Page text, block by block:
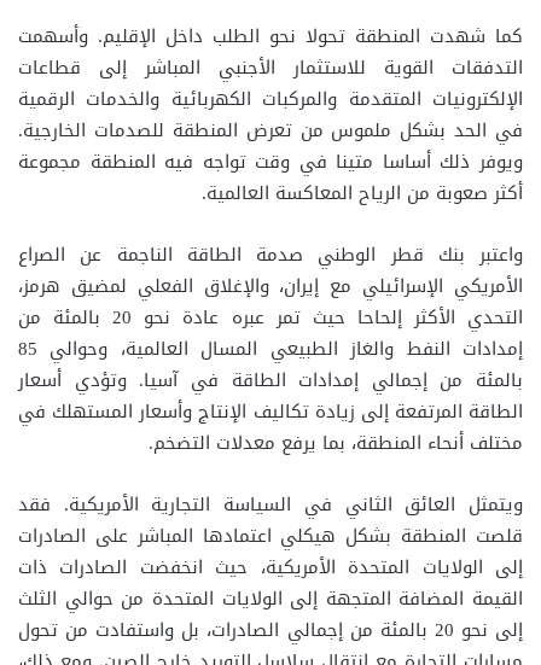
كما شهدت المنطقة تحولا نحو الطلب داخل الإقليم. وأسهمت
التدفقات القوية للاستثمار الأجنبي المباشر إلى قطاعات
الإلكترونيات المتقدمة والمركبات الكهربائية والخدمات الرقمية
في الحد بشكل ملموس من تعرض المنطقة للصدمات الخارجية.
ويوفر ذلك أساسا متينا في وقت تواجه فيه المنطقة مجموعة
أكثر صعوبة من الرياح المعاكسة العالمية.
واعتبر بنك قطر الوطني صدمة الطاقة الناجمة عن الصراع
الأمريكي الإسرائيلي مع إيران، والإغلاق الفعلي لمضيق هرمز،
التحدي الأكثر إلحاحا حيث تمر عبره عادة نحو 20 بالمئة من
إمدادات النفط والغاز الطبيعي المسال العالمية، وحوالي 85
بالمئة من إجمالي إمدادات الطاقة في آسيا. وتؤدي أسعار
الطاقة المرتفعة إلى زيادة تكاليف الإنتاج وأسعار المستهلك في
مختلف أنحاء المنطقة، بما يرفع معدلات التضخم.
ويتمثل العائق الثاني في السياسة التجارية الأمريكية. فقد
قلصت المنطقة بشكل هيكلي اعتمادها المباشر على الصادرات
إلى الولايات المتحدة الأمريكية، حيث انخفضت الصادرات ذات
القيمة المضافة المتجهة إلى الولايات المتحدة من حوالي الثلث
إلى نحو 20 بالمئة من إجمالي الصادرات، بل واستفادت من تحول